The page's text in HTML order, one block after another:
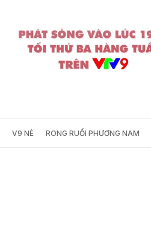
V9 NÈ RONG RUỔI PHƯƠNG NAM